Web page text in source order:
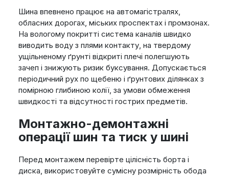
Шина впевнено працює на автомагістралях,
обласних дорогах, міських проспектах і промзонах.
На вологому покритті система каналів швидко
виводить воду з плями контакту, на твердому
ущільненому ґрунті відкриті плечі полегшують
зачеп і знижують ризик буксування. Допускається
періодичний рух по щебеню і ґрунтових ділянках з
помірною глибиною колії, за умови обмеження
швидкості та відсутності гострих предметів.
Монтажно-демонтажні
операції шин та тиск у шині
Перед монтажем перевірте цілісність борта і
диска, використовуйте сумісну розмірність обода